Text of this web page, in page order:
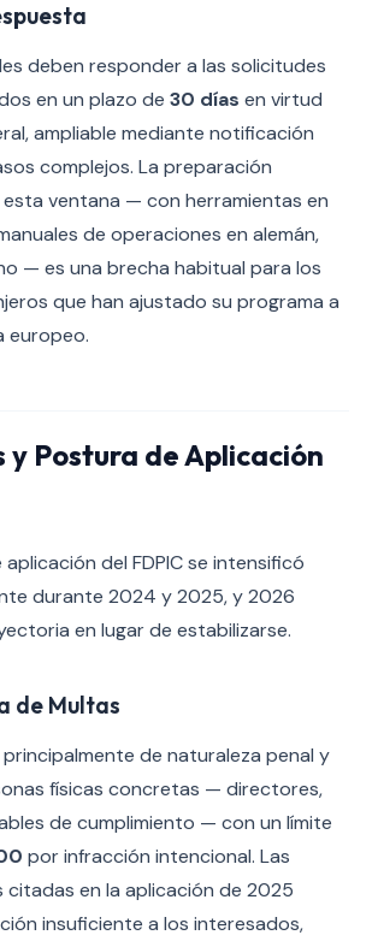
deben responder a las solicitudes
en un plazo de 30 días en virtud
ampliable mediante notificación
complejos. La preparación
ventana — con herramientas en
de operaciones en alemán,
— es una brecha habitual para los
que han ajustado su programa a
europeo.
y Postura de Aplicación
del FDPIC se intensificó
durante 2024 y 2025, y 2026
en lugar de estabilizarse.
de Multas
de naturaleza penal y
físicas concretas — directores,
de cumplimiento — con un límite
por infracción intencional. Las
citadas en la aplicación de 2025
insuficiente a los interesados,